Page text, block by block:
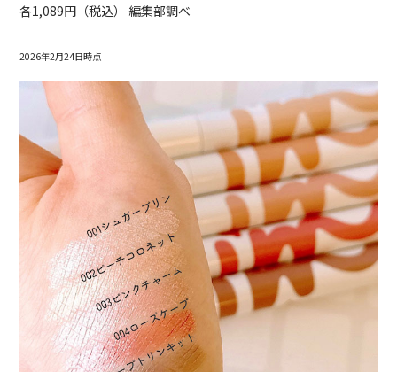
各1,089円（税込） 編集部調べ
2026年2月24日時点